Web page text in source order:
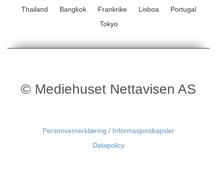
Thailand
Bangkok Frankrike Lisboa
Portugal
Tokyo
© Mediehuset Nettavisen AS
Personvernerklæring / Informasjonskapsler
Datapolicy